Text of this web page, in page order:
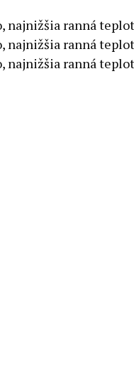
najnižšia ranná
najnižšia ranná
najnižšia ranná